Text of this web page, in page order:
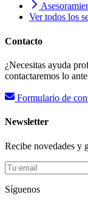
Ver todos los
Contacto
¿Necesitas ayuda
contactaremos lo
Formulario de
Newsletter
Recibe novedades y
Síguenos